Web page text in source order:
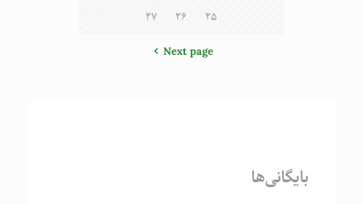
25
26
27
Next page
بایگانی‌ها